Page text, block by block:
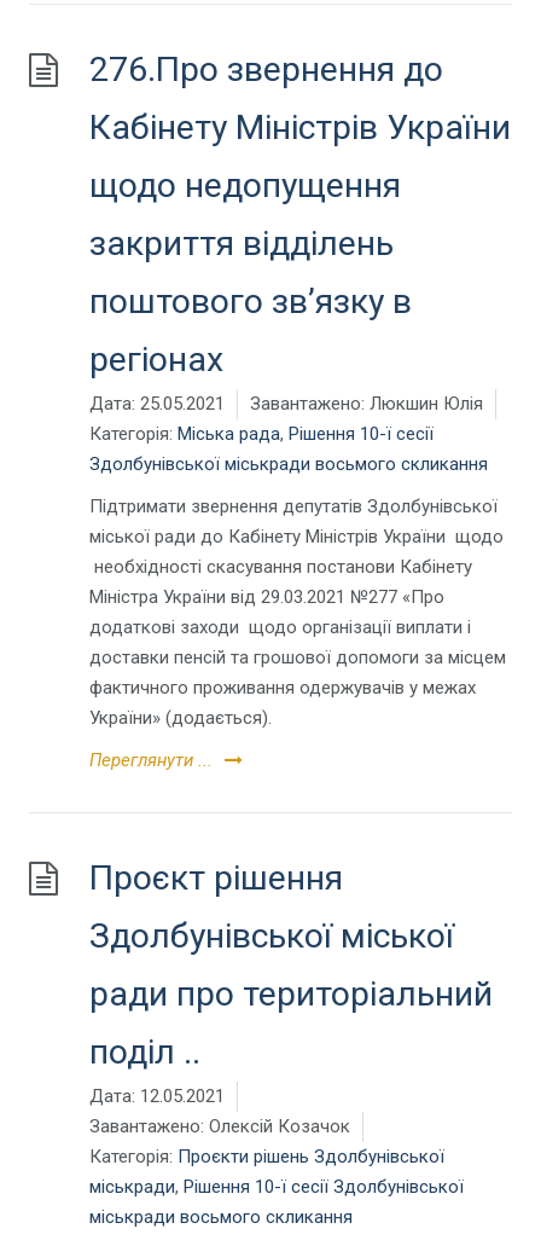
276.Про звернення до
Кабінету Міністрів України
щодо недопущення
закриття відділень
поштового зв’язку в
регіонах
Дата: 25.05.2021 Завантажено: Люкшин Юлія
Категорія: Міська рада, Рішення 10-ї сесії
Здолбунівської міськради восьмого скликання
Підтримати звернення депутатів Здолбунівської
міської ради до Кабінету Міністрів України щодо
необхідності скасування постанови Кабінету
Міністра України від 29.03.2021 №277 «Про
додаткові заходи щодо організації виплати і
доставки пенсій та грошової допомоги за місцем
фактичного проживання одержувачів у межах
України» (додається).
Переглянути ...
Проєкт рішення
Здолбунівської міської
ради про територіальний
поділ ..
Дата: 12.05.2021
Завантажено: Олексій Козачок
Категорія: Проєкти рішень Здолбунівської
міськради, Рішення 10-ї сесії Здолбунівської
міськради восьмого скликання